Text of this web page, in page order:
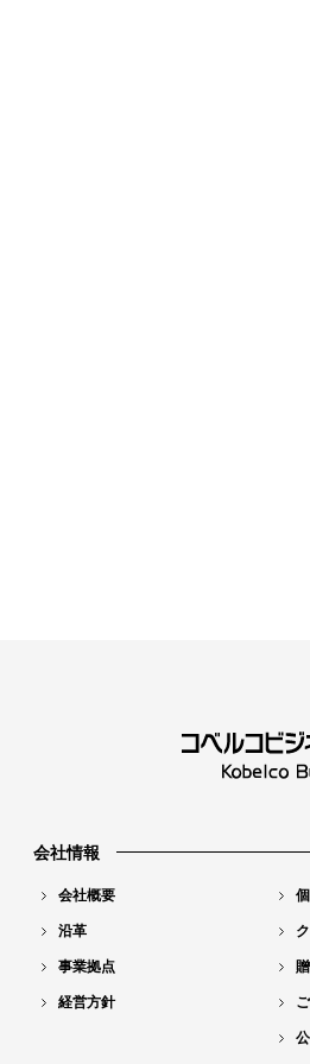
会社情報
会社概要
沿革
事業拠点
経営方針